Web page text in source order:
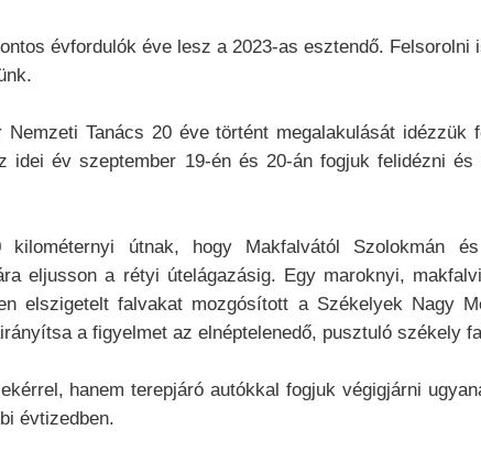
évfordulók éve lesz a 2023-as esztendő. Felsorolni
Tanács 20 éve történt megalakulását
év szeptember 19-én és 20-án fogjuk felidézni
útnak, hogy Makfalvától Szolokmán
eljusson a rétyi útelágazásig. Egy maroknyi,
elszigetelt falvakat mozgósított a Székelyek Nagy
a figyelmet az elnéptelenedő, pusztuló székely
hanem terepjáró autókkal fogjuk végigjárni
évtizedben.